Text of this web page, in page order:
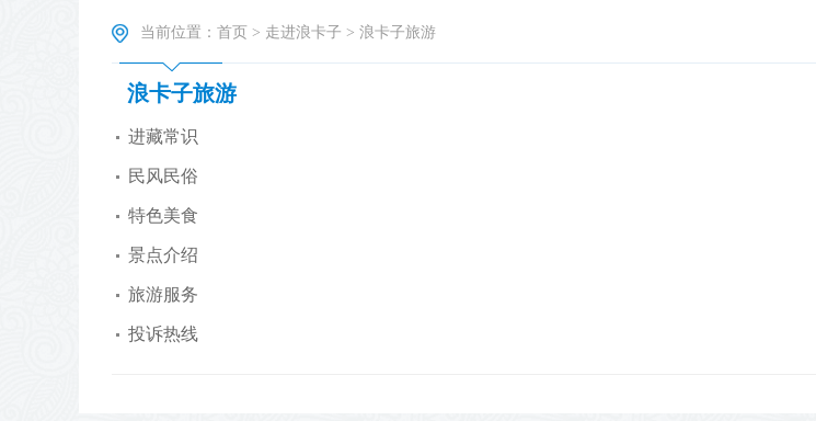
当前位置： 首页 > 走进浪卡子 > 浪卡子旅游
浪卡子旅游
进藏常识
民风民俗
特色美食
景点介绍
旅游服务
投诉热线